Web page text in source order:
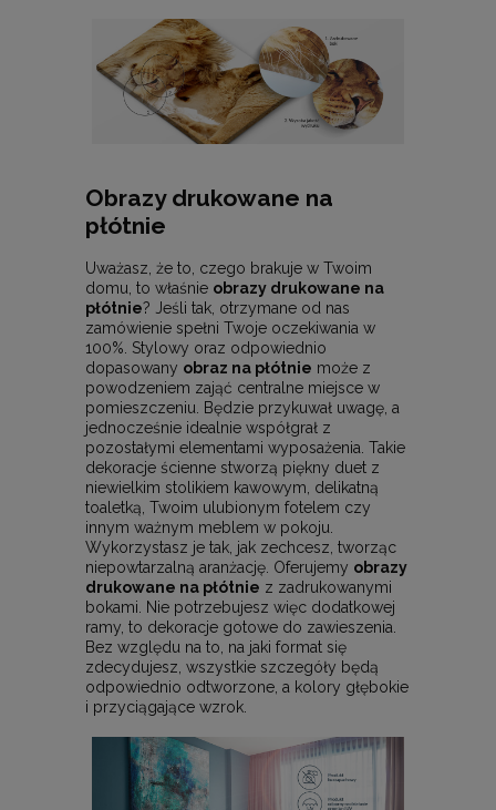
Obrazy drukowane na
płótnie
Uważasz, że to, czego brakuje w Twoim
domu, to właśnie obrazy drukowane na
płótnie? Jeśli tak, otrzymane od nas
zamówienie spełni Twoje oczekiwania w
100%. Stylowy oraz odpowiednio
dopasowany obraz na płótnie może z
powodzeniem zająć centralne miejsce w
pomieszczeniu. Będzie przykuwał uwagę, a
jednocześnie idealnie współgrał z
pozostałymi elementami wyposażenia. Takie
dekoracje ścienne stworzą piękny duet z
niewielkim stolikiem kawowym, delikatną
toaletką, Twoim ulubionym fotelem czy
innym ważnym meblem w pokoju.
Wykorzystasz je tak, jak zechcesz, tworząc
niepowtarzalną aranżację. Oferujemy obrazy
drukowane na płótnie z zadrukowanymi
bokami. Nie potrzebujesz więc dodatkowej
ramy, to dekoracje gotowe do zawieszenia.
Bez względu na to, na jaki format się
zdecydujesz, wszystkie szczegóły będą
odpowiednio odtworzone, a kolory głębokie
i przyciągające wzrok.